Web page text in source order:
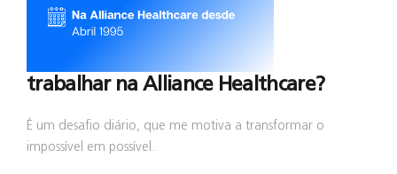
trabalhar na Alliance Healthcare?
É um desafio diário, que me motiva a transformar o
impossível em possível.